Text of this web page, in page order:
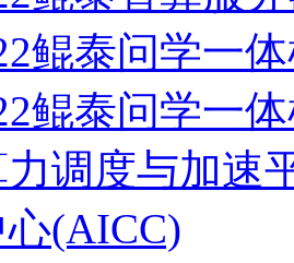
鲲泰问学一
鲲泰问学一体
调度与加速
(AICC)